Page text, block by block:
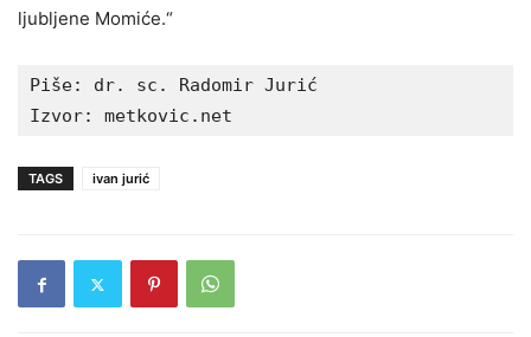
ljubljene Momiće.“
Piše: dr. sc. Radomir Jurić
Izvor: metkovic.net
TAGS ivan jurić